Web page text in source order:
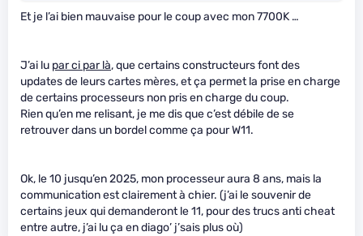
Et je l’ai bien mauvaise pour le coup avec mon 7700K …
J’ai lu par ci par là, que certains constructeurs font des
updates de leurs cartes mères, et ça permet la prise en charge
de certains processeurs non pris en charge du coup.
Rien qu’en me relisant, je me dis que c’est débile de se
retrouver dans un bordel comme ça pour W11.
Ok, le 10 jusqu’en 2025, mon processeur aura 8 ans, mais la
communication est clairement à chier. (j’ai le souvenir de
certains jeux qui demanderont le 11, pour des trucs anti cheat
entre autre, j’ai lu ça en diago’ j’sais plus où)